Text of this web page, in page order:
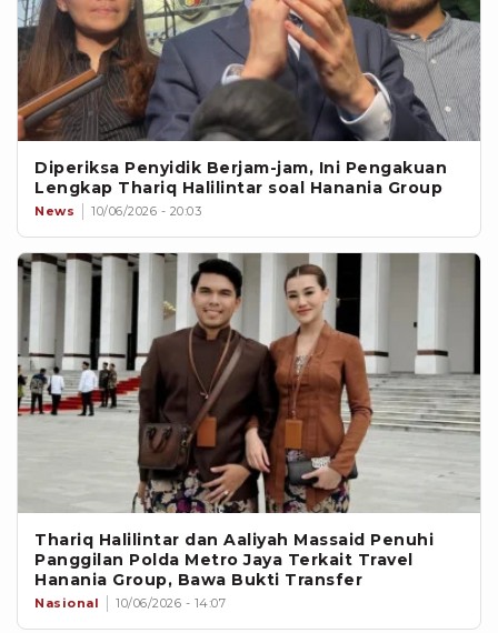
Diperiksa Penyidik Berjam-jam, Ini Pengakuan
Lengkap Thariq Halilintar soal Hanania Group
News 10/06/2026 - 20:03
Thariq Halilintar dan Aaliyah Massaid Penuhi
Panggilan Polda Metro Jaya Terkait Travel
Hanania Group, Bawa Bukti Transfer
Nasional 10/06/2026 - 14:07